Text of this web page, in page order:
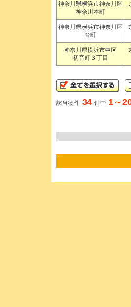
神奈川県横浜市神奈川区
神奈川本町
神奈川県横浜市神奈川区
台町
神奈川県横浜市中区
初音町３丁目
該当物件 34 件中 1～